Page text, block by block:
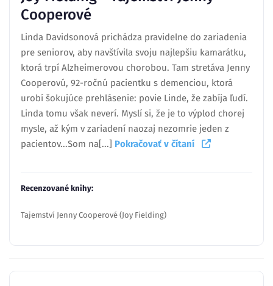
Cooperové
Linda Davidsonová prichádza pravidelne do zariadenia
pre seniorov, aby navštívila svoju najlepšiu kamarátku,
ktorá trpí Alzheimerovou chorobou. Tam stretáva Jenny
Cooperovú, 92-ročnú pacientku s demenciou, ktorá
urobí šokujúce prehlásenie: povie Linde, že zabíja ľudí.
Linda tomu však neverí. Myslí si, že je to výplod chorej
mysle, až kým v zariadení naozaj nezomrie jeden z
pacientov...Som na[...] Pokračovať v čítaní
Recenzované knihy:
Tajemství Jenny Cooperové (Joy Fielding)